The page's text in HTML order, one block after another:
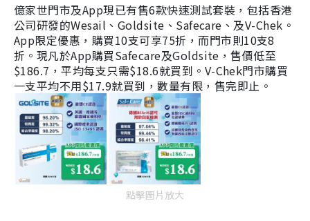
億家世門市及App現已有售6款快速測試套裝，包括香港
公司研發的Wesail、Goldsite、Safecare、及V-Chek。
App限定優惠，購買10支可享75折，而門市則10支8
折。現凡於App購買Safecare及Goldsite，售價低至
$186.7，平均每支只需$18.6就買到。V-Chek門市購買
一支平均不用$17.9就買到，數量有限，售完即止。
點擊圖片放大